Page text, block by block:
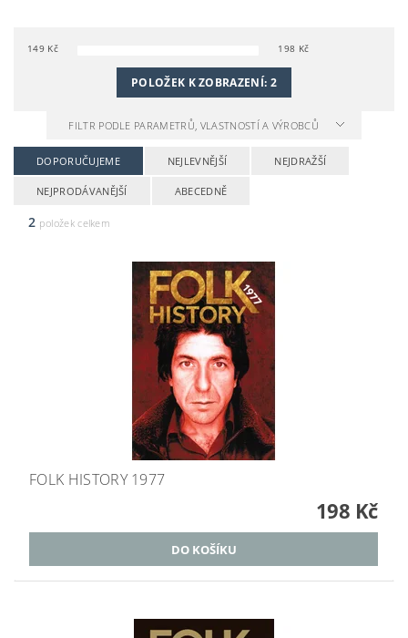
149Kč 198 Kč
POLOŽEK K ZOBRAZENÍ: 2
FILTR PODLE PARAMETRŮ, VLASTNOSTÍ A VÝROBCŮ
DOPORUČUJEME NEJLEVNĚJŠÍ NEJDRAŽŠÍ
NEJPRODÁVANĚJŠÍ ABECEDNĚ
2 položek celkem
FOLK HISTORY 1977
198 Kč